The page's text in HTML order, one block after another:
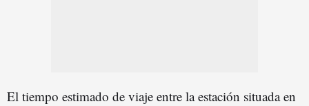
El tiempo estimado de viaje entre la estación situada en